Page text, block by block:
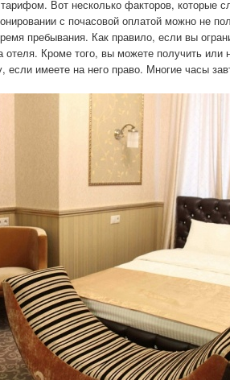
Вот несколько факторов, которые
с почасовой оплатой можно не
пребывания. Как правило, если вы
отеля. Кроме того, вы можете получить или
если имеете на него право. Многие часы